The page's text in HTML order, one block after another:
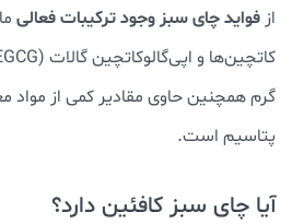
از فواید چای سبز وجود ترکیبات فعالی
گرم همچنین حاوی مقادیر کمی از مواد
پتاسیم است.
آیا چای سبز کافئین دارد؟